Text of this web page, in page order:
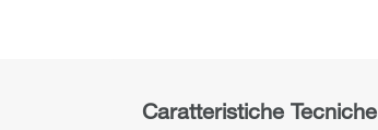
Caratteristiche Tecniche